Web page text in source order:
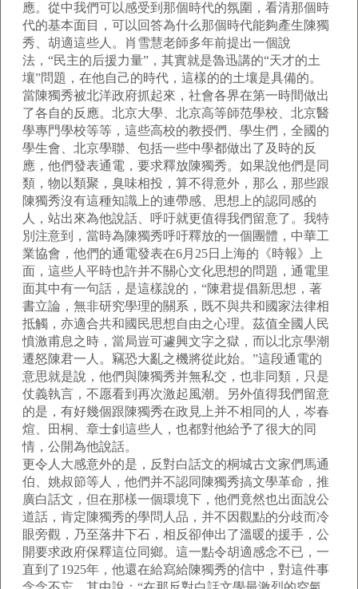
應。從中我們可以感受到那個時代的氛圍，看清那個時
代的基本面目，可以回答為什么那個時代能夠產生陳獨
秀、胡適這些人。肖雪慧老師多年前提出一個說
法，“民主的后援力量”，其實就是魯迅講的“天才的土
壤”問題，在他自己的時代，這樣的的土壤是具備的。
當陳獨秀被北洋政府抓起來，社會各界在第一時間做出
了各自的反應。北京大學、北京高等師范學校、北京醫
學專門學校等等，這些高校的教授們、學生們，全國的
學生會、北京學聯、包括一些中學都做出了及時的反
應，他們發表通電，要求釋放陳獨秀。如果說他們是同
類，物以類聚，臭味相投，算不得意外，那么，那些跟
陳獨秀沒有這種知識上的連帶感、思想上的認同感的
人，站出來為他說話、呼吁就更值得我們留意了。我特
別注意到，當時為陳獨秀呼吁釋放的一個團體，中華工
業協會，他們的通電發表在6月25日上海的《時報》上
面，這些人平時也許并不關心文化思想的問題，通電里
面其中有一句話，是這樣說的，“陳君提倡新思想，著
書立論，無非研究學理的關系，既不與共和國家法律相
抵觸，亦適合共和國民思想自由之心理。茲值全國人民
憤激甫息之時，當局豈可遽興文字之獄，而以北京學潮
遷怒陳君一人。竊恐大亂之機將從此始。”這段通電的
意思就是說，他們與陳獨秀并無私交，也非同類，只是
仗義執言，不愿看到再次激起風潮。另外值得我們留意
的是，有好幾個跟陳獨秀在政見上并不相同的人，岑春
煊、田桐、章士釗這些人，也都對他給予了很大的同
情，公開為他說話。
更令人大感意外的是，反對白話文的桐城古文家們馬通
伯、姚叔節等人，他們并不認同陳獨秀搞文學革命，推
廣白話文，但在那樣一個環境下，他們竟然也出面說公
道話，肯定陳獨秀的學問人品，并不因觀點的分歧而冷
眼旁觀，乃至落井下石，相反卻伸出了溫暖的援手，公
開要求政府保釋這位同鄉。這一點令胡適感念不已，一
直到了1925年，他還在給寫給陳獨秀的信中，對這件事